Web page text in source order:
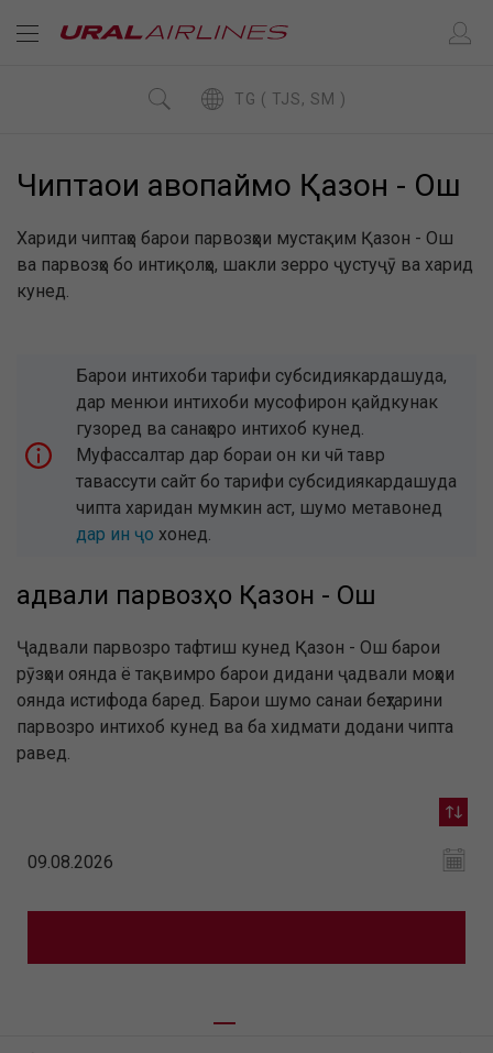
TG ( TJS, SM )
Чиптаҳои ҳавопаймо Қазон - Ош
Хариди чиптаҳо барои парвозҳои мустақим Қазон - Ош
ва парвозҳо бо интиқолҳо, шакли зерро ҷустуҷӯ ва харид
кунед.
Барои интихоби тарифи субсидиякардашуда,
дар менюи интихоби мусофирон қайдкунак
гузоред ва санаҳоро интихоб кунед.
Муфассалтар дар бораи он ки чӣ тавр
тавассути сайт бо тарифи субсидиякардашуда
чипта харидан мумкин аст, шумо метавонед
дар ин ҷо хонед.
Ҷадвали парвозҳо Қазон - Ош
Ҷадвали парвозро тафтиш кунед Қазон - Ош барои
рӯзҳои оянда ё тақвимро барои дидани ҷадвали моҳҳои
оянда истифода баред. Барои шумо санаи беҳтарини
парвозро интихоб кунед ва ба хидмати додани чипта
равед.